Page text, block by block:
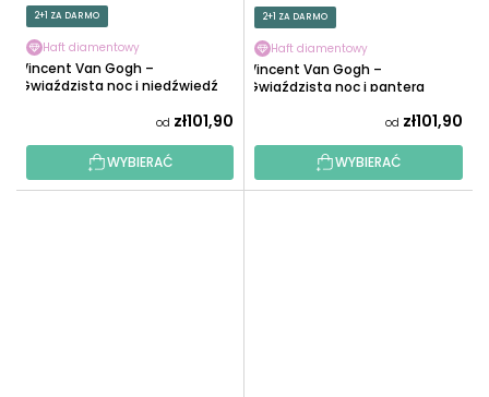
2+1 ZA DARMO
Haft diamentowy
Vincent Van Gogh –
Gwiaździsta noc i niedźwiedź
od zł101,90
WYBIERAĆ
2+1 ZA DARMO
Haft diamentowy
Vincent Van Gogh –
Gwiaździsta noc i pantera
od zł101,90
WYBIERAĆ